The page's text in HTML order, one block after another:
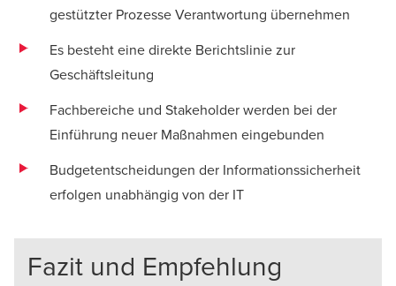
gestützter Prozesse Verantwortung übernehmen
Es besteht eine direkte Berichtslinie zur
Geschäftsleitung
Fachbereiche und Stakeholder werden bei der
Einführung neuer Maßnahmen eingebunden
Budgetentscheidungen der Informationssicherheit
erfolgen unabhängig von der IT
Fazit und Empfehlung